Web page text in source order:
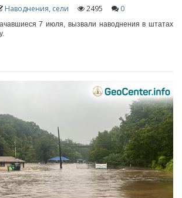
Наводнения, сели 2495 0
7 июля, вызвали наводнения в штатах